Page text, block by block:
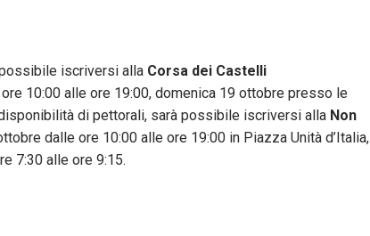
iscriversi alla Corsa dei Castelli
10:00 alle ore 19:00, domenica 19 ottobre presso le
di pettorali, sarà possibile iscriversi alla Non
dalle ore 10:00 alle ore 19:00 in Piazza Unità d’Italia,
7:30 alle ore 9:15.